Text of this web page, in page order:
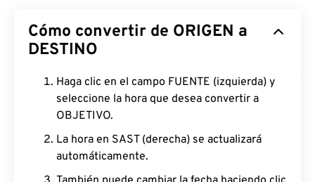
Cómo convertir de ORIGEN a
DESTINO
Haga clic en el campo FUENTE (izquierda) y
seleccione la hora que desea convertir a
OBJETIVO.
La hora en SAST (derecha) se actualizará
automáticamente.